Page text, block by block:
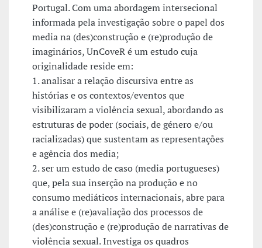
Portugal. Com uma abordagem intersecional
informada pela investigação sobre o papel dos
media na (des)construção e (re)produção de
imaginários, UnCoveR é um estudo cuja
originalidade reside em:
1. analisar a relação discursiva entre as
histórias e os contextos/eventos que
visibilizaram a violência sexual, abordando as
estruturas de poder (sociais, de género e/ou
racializadas) que sustentam as representações
e agência dos media;
2. ser um estudo de caso (media portugueses)
que, pela sua inserção na produção e no
consumo mediáticos internacionais, abre para
a análise e (re)avaliação dos processos de
(des)construção e (re)produção de narrativas de
violência sexual. Investiga os quadros